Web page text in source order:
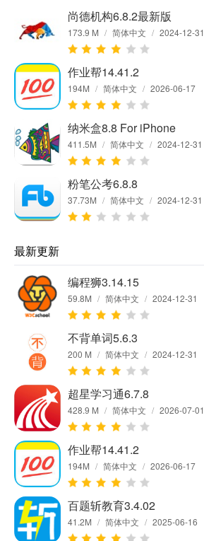
尚德机构6.8.2最新版
173.9 M / 简体中文 / 2024-12-31
作业帮14.41.2
194M / 简体中文 / 2026-06-17
纳米盒8.8 For iPhone
411.5M / 简体中文 / 2024-12-31
粉笔公考6.8.8
37.73M / 简体中文 / 2024-12-31
最新更新
编程狮3.14.15
59.8M / 简体中文 / 2024-12-31
不背单词5.6.3
200 M / 简体中文 / 2024-12-31
超星学习通6.7.8
428.9 M / 简体中文 / 2026-07-01
作业帮14.41.2
194M / 简体中文 / 2026-06-17
百题斩教育3.4.02
41.2M / 简体中文 / 2025-06-16